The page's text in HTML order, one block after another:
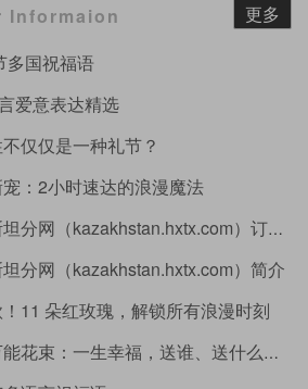
Informaion
更多
多国祝福语
爱意表达精选
仅仅是一种礼节？
：2小时速达的浪漫魔法
网（kazakhstan.hxtx.com）订购需知
分网（kazakhstan.hxtx.com）简介
11 朵红玫瑰，解锁所有浪漫时刻
：一生幸福，送谁、送什么场合都不出错